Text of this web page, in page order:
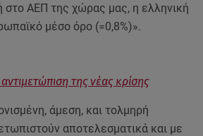
στο ΑΕΠ της χώρας μας, η ελληνική
μέσο όρο (=0,8%)».
της νέας κρίσης
άμεση, και τολμηρή
αποτελεσματικά και με